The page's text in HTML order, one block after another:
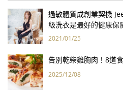
過敏體質成創業契機
級洗衣是最好的健康保
2021/01/25
告別乾柴雞胸肉！8道
2025/12/08